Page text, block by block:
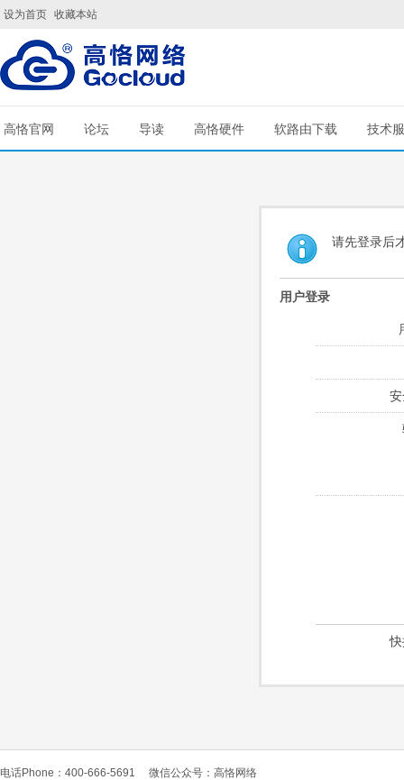
设为首页 收藏本站
高恪官网 论坛 导读 高恪硬件 软路由下载 技术
请先登录后
用户登录
电话Phone：400-666-5691 微信公众号：高恪网络